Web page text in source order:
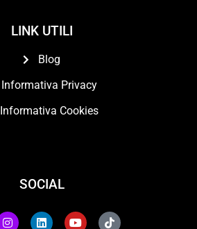
LINK UTILI
Blog
Informativa Privacy
Informativa Cookies
SOCIAL